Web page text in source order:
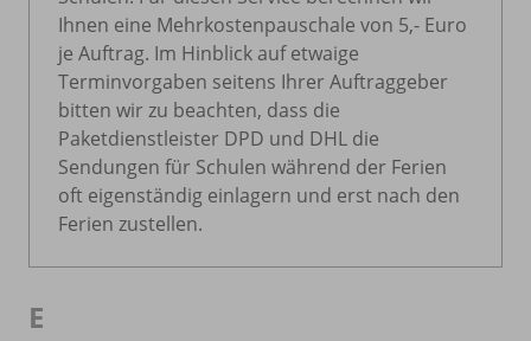
Ihnen eine Mehrkostenpauschale von 5,- Euro
je Auftrag. Im Hinblick auf etwaige
Terminvorgaben seitens Ihrer Auftraggeber
bitten wir zu beachten, dass die
Paketdienstleister DPD und DHL die
Sendungen für Schulen während der Ferien
oft eigenständig einlagern und erst nach den
Ferien zustellen.
E